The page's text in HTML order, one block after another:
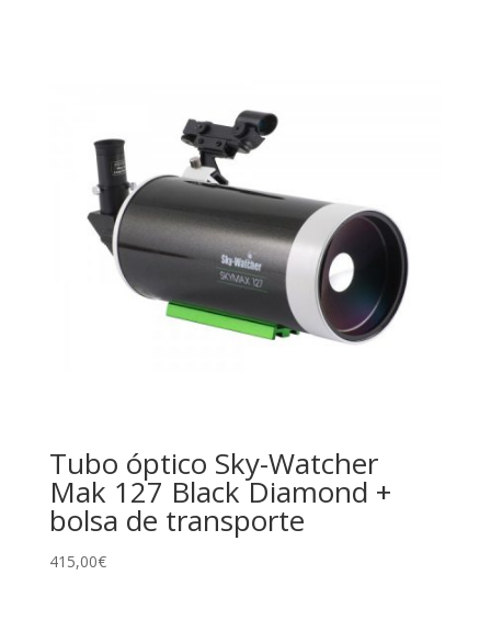
Tubo óptico Sky-Watcher
Mak 127 Black Diamond +
bolsa de transporte
415,00€